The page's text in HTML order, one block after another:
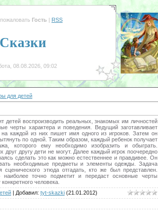
Гость | RSS
Сказки
08.08.2026, 09:02
для детей
воспроизводить реальных, знакомых им личностей
черты характера и поведения. Ведущий заготавливает
на каждой из них пишет имя одного из игроков. Затем он
по одной. Таким образом, каждый ребенок получает
которого ему необходимо изобразить и обыграть.
другу дети не могут. Далее каждый игрок поочередно
сделать это как можно естественнее и правдивее. Он
необходимые предметы и элементы одежды. Задача
сценического этюда отгадать, кто же был представлен.
наиболее точно подметит и передаст основные черты
человека.
| Добавил: tyt-skazki (21.01.2012)